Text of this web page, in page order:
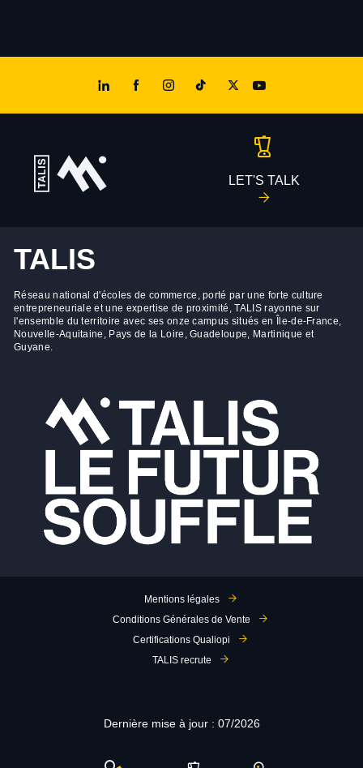
LET'S TALK
TALIS
Réseau national d'écoles de commerce, porté par une forte culture
entrepreneuriale et une expertise de proximité, TALIS rayonne sur
l'ensemble du territoire avec ses onze campus situés en Île-de-France,
Nouvelle-Aquitaine, Pays de la Loire, Guadeloupe, Martinique et
Guyane.
Mentions légales
Conditions Générales de Vente
Certifications Qualiopi
TALIS recrute
Dernière mise à jour : 07/2026